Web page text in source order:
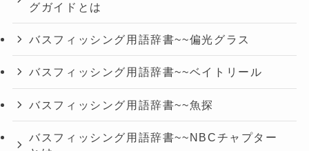
グガイドとは
バスフィッシング用語辞書~~偏光グラス
バスフィッシング用語辞書~~ベイトリール
バスフィッシング用語辞書~~魚探
バスフィッシング用語辞書~~NBCチャプター